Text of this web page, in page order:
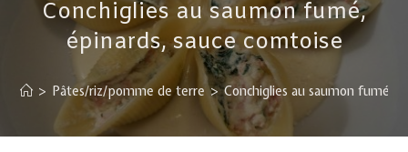
Conchiglies au saumon fumé,
épinards, sauce comtoise
> Pâtes/riz/pomme de terre > Conchiglies au saumon fumé,